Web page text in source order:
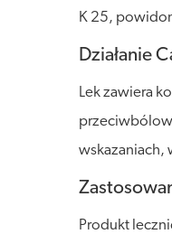
K 25,
Działanie
Lek zawiera
wskazaniach,
Produkt